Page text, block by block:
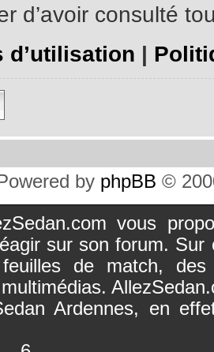
d’avoir consulté
d’utilisation |
by phpBB ©
vous
sur son forum.
de match, des
Ardennes, en